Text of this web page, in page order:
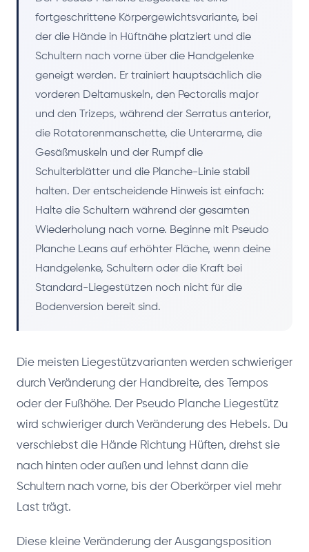
fortgeschrittene Körpergewichtsvariante, bei
der die Hände in Hüftnähe platziert und die
Schultern nach vorne über die Handgelenke
geneigt werden. Er trainiert hauptsächlich die
vorderen Deltamuskeln, den Pectoralis major
und den Trizeps, während der Serratus anterior,
die Rotatorenmanschette, die Unterarme, die
Gesäßmuskeln und der Rumpf die
Schulterblätter und die Planche-Linie stabil
halten. Der entscheidende Hinweis ist einfach:
Halte die Schultern während der gesamten
Wiederholung nach vorne. Beginne mit Pseudo
Planche Leans auf erhöhter Fläche, wenn deine
Handgelenke, Schultern oder die Kraft bei
Standard-Liegestützen noch nicht für die
Bodenversion bereit sind.
Die meisten Liegestützvarianten werden schwieriger
durch Veränderung der Handbreite, des Tempos
oder der Fußhöhe. Der Pseudo Planche Liegestütz
wird schwieriger durch Veränderung des Hebels. Du
verschiebst die Hände Richtung Hüften, drehst sie
nach hinten oder außen und lehnst dann die
Schultern nach vorne, bis der Oberkörper viel mehr
Last trägt.
Diese kleine Veränderung der Ausgangsposition